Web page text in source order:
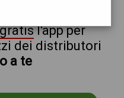
l'app per
dei distributori
a te